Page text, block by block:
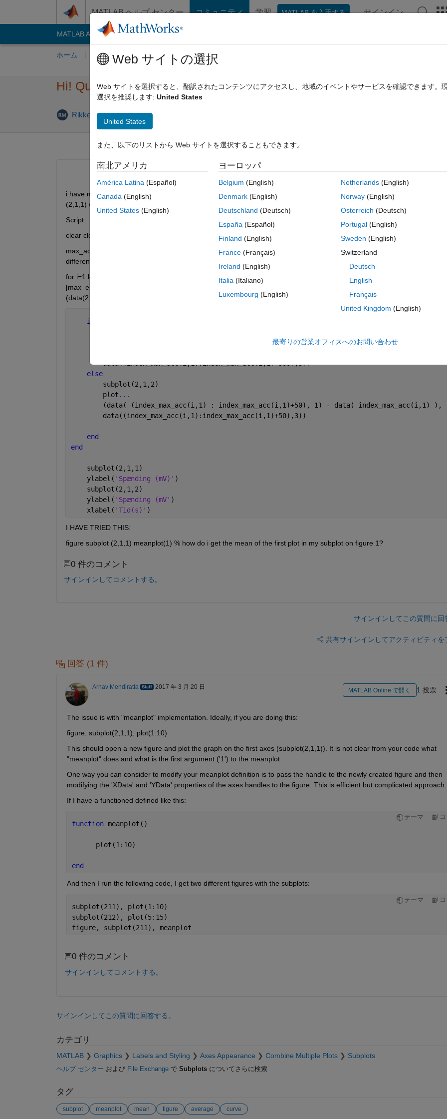
MATLAB ヘルプ センター コミュニティ 学習 MATLAB を入手する サインイン
MATLAB Answers File Exchange
ホーム 質問する 回答 閲覧 MATLAB に関する FAQ
Hi! Question about mean curve in subplots
Rikke Emilie Madsen 2017 3 月 16
0 投票
i have made a subplot (2,1,1) with emg for 5 reflexes in each subplot. Now i would like to make a new figure with
(2,1,1) with the average curve for the 5 five reflexes in each subplot.
Script:
clear close all clc files=ls('*.txt');
max_acc=zeros(10,1); index_max_acc=zeros(10,1); max_emg=zeros(10,1); index_max_emg=zeros(10,1);
differens=zeros(10,1);
for i=1:length(files(:,1)) data = ReadVerTxtData(files(i,:),4); [max_acc(i),index_max_acc(i)] = max(data(:,2));
[max_emg(i),index_max_emg(i)] = max(data(:,3)); differens(i)=index_max_emg(i)-index_max_acc(i); tid(i) = differens(i) *
(data(2,1) - data(1,1)); tid(i) = tid(i) * 1000; hold on
テーマ
if
        data((index_max_acc(i,1):index_max_acc(i,1)+500),3))
else
        subplot(2,1,2)
        plot
...
        (data( (index_max_acc(i,1) : index_max_acc(i,1)+50), 1) - data( index_max_acc(i,1) ),
        data((index_max_acc(i,1):index_max_acc(i,1)+50),3))
end
end
    subplot(2,1,1)
    ylabel(
'Spænding (mV)' )
    subplot(2,1,2)
    ylabel(
'Spænding (mV' )
    xlabel(
'Tid(s)' )
I HAVE TRIED THIS:
figure subplot (2,1,1) meanplot(1) % how do i get the mean of the first plot in my subplot on figure 1?
0 件のコメント
サインインしてコメントする。
サインインしてこの質問に回
共有サインインしてアクティビティを
回答 (1 件)
Arnav Mendiratta 2017 年 3 月 20 日 MATLAB Online で開く 1 投票
The issue is with "meanplot" implementation. Ideally, if you are doing this:
figure, subplot(2,1,1), plot(1:10)
This should open a new figure and plot the graph on the first axes (subplot(2,1,1)). It is not clear from your code what
"meanplot" does and what is the first argument ('1') to the meanplot.
One way you can consider to modify your meanplot definition is to pass the handle to the newly created figure and then
modifying the 'XData' and 'YData' properties of the axes handles to the figure. This is efficient but complicated approach.
If I have a functioned defined like this:
テーマ
function meanplot()
      plot(1:10)
end
And then I run the following code, I get two different figures with the subplots:
テーマ
subplot(211), plot(1:10)
subplot(212), plot(5:15)
figure, subplot(211), meanplot
0 件のコメント
サインインしてコメントする。
サインインしてこの質問に回答する。
カテゴリ
MATLAB Graphics Labels and Styling Axes Appearance Combine Multiple Plots Subplots
ヘルプ センター および File Exchangeで Subplotsについてさらに検索
タグ
subplot meanplot mean figure average curve
Web サイトの選択
Web サイトを選択すると、翻訳されたコンテンツにアクセスし、地域のイベントやサービスを確認できます。
選択を推奨します: United States
United States
また、以下のリストから Web サイトを選択することもできます。
南北アメリカ
América Latina (Español)
Canada (English)
United States (English)
ヨーロッパ
Belgium (English)
Denmark (English)
Deutschland (Deutsch)
España (Español)
Finland (English)
France (Français)
Ireland (English)
Italia (Italiano)
Luxembourg (English)
Netherlands(English)
Norway(English)
Österreich (Deutsch)
Portugal(English)
Sweden (English)
Switzerland
Deutsch
English
Français
United Kingdom (English)
最寄りの営業オフィスへのお問い合わせ